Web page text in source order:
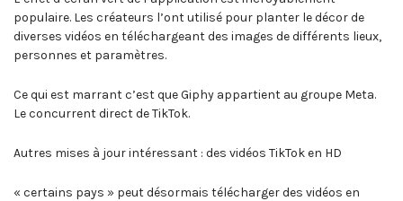
populaire. Les créateurs l’ont utilisé pour planter le décor de
diverses vidéos en téléchargeant des images de différents lieux,
personnes et paramètres.
Ce qui est marrant c’est que Giphy appartient au groupe Meta.
Le concurrent direct de TikTok.
Autres mises à jour intéressant : des vidéos TikTok en HD
« certains pays » peut désormais télécharger des vidéos en